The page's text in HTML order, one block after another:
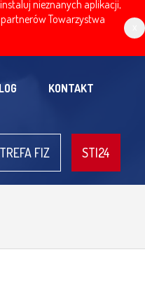
nieznanych aplikacji,
Towarzystwa
KONTAKT
FIZ STI24